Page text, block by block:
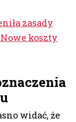
zasady
koszty
widać, że